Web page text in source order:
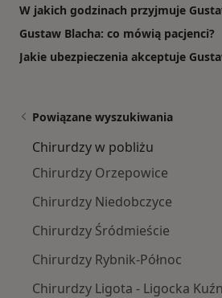
W jakich godzinach przyjmuje
Gustaw Blacha: co mówią pacjenci?
Jakie ubezpieczenia akceptuje
Powiązane wyszukiwania
Chirurdzy w pobliżu
Chirurdzy Orzepowice
Chirurdzy Niedobczyce
Chirurdzy Śródmieście
Chirurdzy Rybnik-Północ
Chirurdzy Ligota - Ligocka